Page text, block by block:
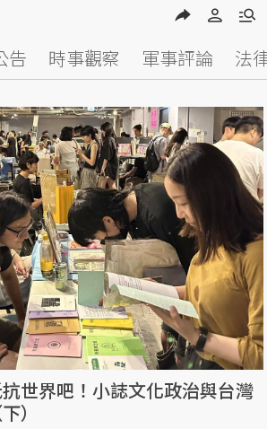
告 時事觀察 軍事評論 法
世界吧！小誌文化政治與台灣
）